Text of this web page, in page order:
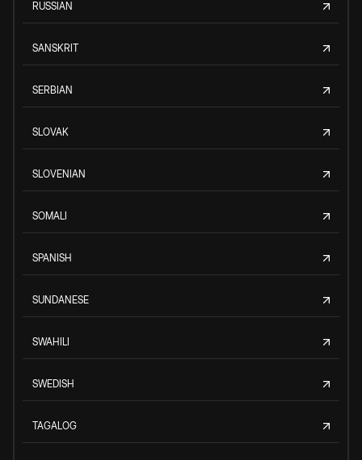
RUSSIAN
SANSKRIT
SERBIAN
SLOVAK
SLOVENIAN
SOMALI
SPANISH
SUNDANESE
SWAHILI
SWEDISH
TAGALOG